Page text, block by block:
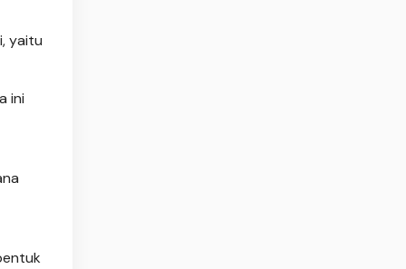
yaitu
ini